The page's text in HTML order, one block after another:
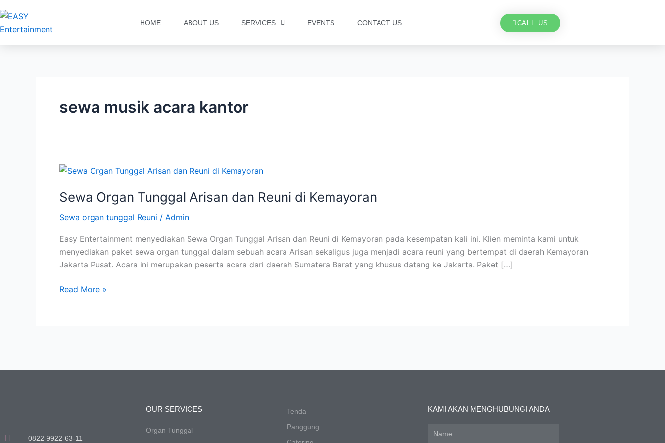
ke
konten
HOME ABOUT US SERVICES EVENTS CONTACT US CALL US
sewa musik acara kantor
Sewa Organ Tunggal Arisan dan Reuni di Kemayoran
Sewa organ tunggal Reuni / Admin
Easy Entertainment menyediakan Sewa Organ Tunggal Arisan dan Reuni di Kemayoran pada kesempatan kali ini. Klien meminta kami untuk
menyediakan paket sewa organ tunggal dalam sebuah acara Arisan sekaligus juga menjadi acara reuni yang bertempat di daerah Kemayoran
Jakarta Pusat. Acara ini merupakan peserta acara dari daerah Sumatera Barat yang khusus datang ke Jakarta. Paket […]
Sewa
Tunggal
dan
Reuni
Kemayoran
Read More »
0822-9922-63-11
OUR SERVICES
Organ Tunggal
Tenda
Panggung
KAMI AKAN MENGHUBUNGI ANDA
Name